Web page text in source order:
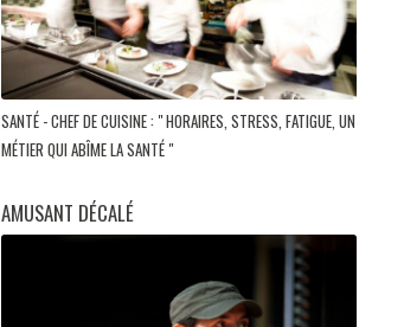
SANTÉ - CHEF DE CUISINE : " HORAIRES, STRESS, FATIGUE, UN
MÉTIER QUI ABÎME LA SANTÉ "
AMUSANT DÉCALÉ